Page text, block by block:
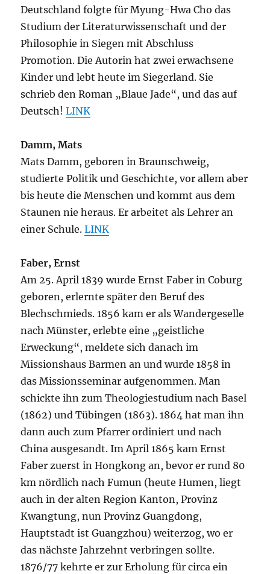
Deutschland folgte für Myung-Hwa Cho das
Studium der Literaturwissenschaft und der
Philosophie in Siegen mit Abschluss
Promotion. Die Autorin hat zwei erwachsene
Kinder und lebt heute im Siegerland. Sie
schrieb den Roman „Blaue Jade“, und das auf
Deutsch!LINK
Damm, Mats
Mats Damm, geboren in Braunschweig,
studierte Politik und Geschichte, vor allem aber
bis heute die Menschen und kommt aus dem
Staunen nie heraus. Er arbeitet als Lehrer an
einer Schule.LINK
Faber, Ernst
Am 25. April 1839 wurde Ernst Faber in Coburg
geboren, erlernte später den Beruf des
Blechschmieds. 1856 kam er als Wandergeselle
nach Münster, erlebte eine „geistliche
Erweckung“, meldete sich danach im
Missionshaus Barmen an und wurde 1858 in
das Missionsseminar aufgenommen. Man
schickte ihn zum Theologiestudium nach Basel
(1862) und Tübingen (1863). 1864 hat man ihn
dann auch zum Pfarrer ordiniert und nach
China ausgesandt. Im April 1865 kam Ernst
Faber zuerst in Hongkong an, bevor er rund 80
km nördlich nach Fumun (heute Humen, liegt
auch in der alten Region Kanton, Provinz
Kwangtung, nun Provinz Guangdong,
Hauptstadt ist Guangzhou) weiterzog, wo er
das nächste Jahrzehnt verbringen sollte.
1876/77 kehrte er zur Erholung für circa ein